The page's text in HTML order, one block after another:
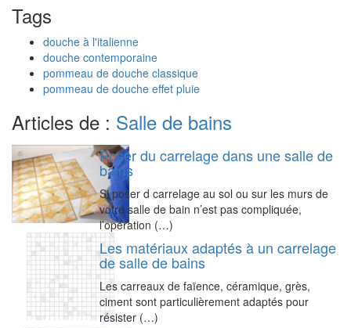
Tags
douche à l'italienne
douche contemporaine
pommeau de douche classique
pommeau de douche effet pluie
Articles de : Salle de bains
Poser du carrelage dans une salle de
bains
Si poser d carrelage au sol ou sur les murs de
votre salle de bain n’est pas compliquée,
l’opération (…)
Les matériaux adaptés à un carrelage
de salle de bains
Les carreaux de faïence, céramique, grès,
ciment sont particulièrement adaptés pour
résister (…)